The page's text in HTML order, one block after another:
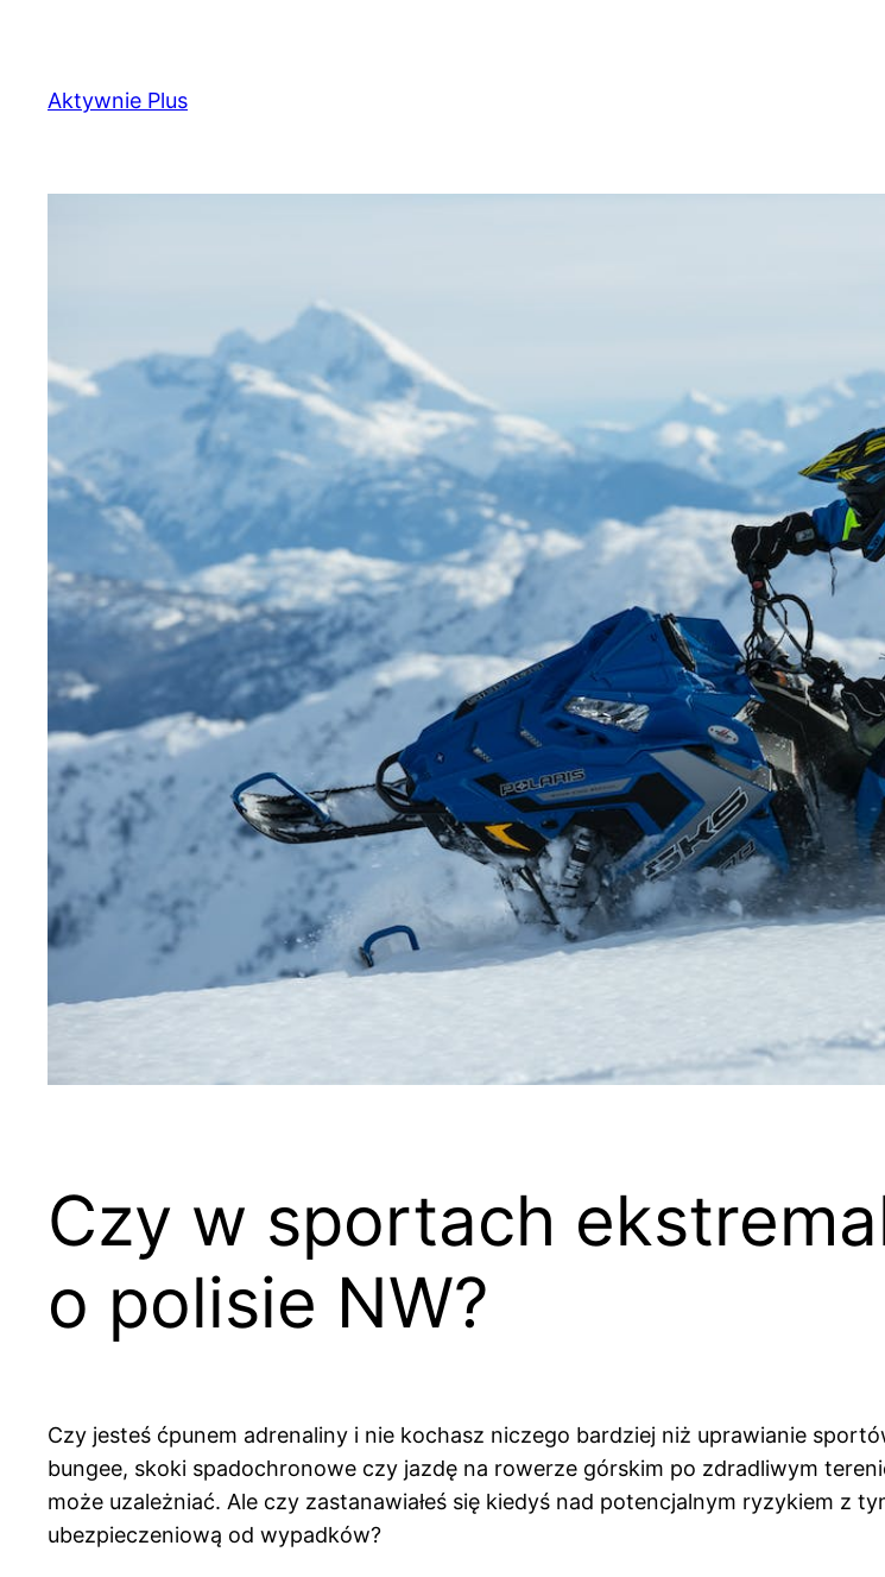
treściAktywnie Plus
Czy w sportach
o polisie NW?
Czy jesteś ćpunem adrenaliny i nie kochasz niczego bardziej niż uprawianie
bungee, skoki spadochronowe czy jazdę na rowerze górskim po zdradliwym
może uzależniać. Ale czy zastanawiałeś się kiedyś nad potencjalnym ryzykiem z
ubezpieczeniową od wypadków?